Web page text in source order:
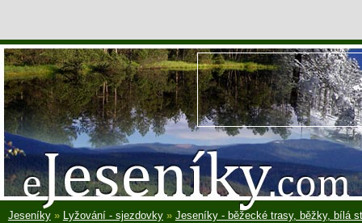
Jeseníky» Lyžování - sjezdovky» Jeseníky - běžecké trasy, běžky, bílá